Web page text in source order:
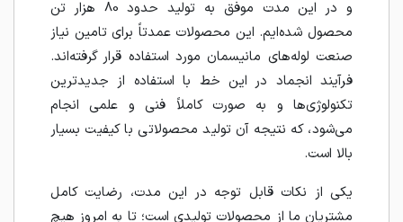
و در این مدت موفق به تولید حدود 80 هزار تن
محصول شده‌ایم. این محصولات عمدتاً برای تامین نیاز
صنعت لوله‌های مانیسمان مورد استفاده قرار گرفته‌اند.
فرآیند انجماد در این خط با استفاده از جدیدترین
تکنولوژی‌ها و به صورت کاملاً فنی و علمی انجام
می‌شود، که نتیجه آن تولید محصولاتی با کیفیت بسیار
بالا است.
یکی از نکات قابل توجه در این مدت، رضایت کامل
مشتریان ما از محصولات تولیدی است؛ تا به امروز هیچ